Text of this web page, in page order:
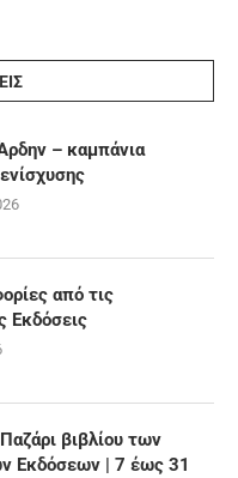
– καμπάνια
από τις
Εκδόσεις
βιβλίου των
Εκδόσεων | 7 έως 31